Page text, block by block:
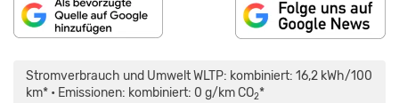
Stromverbrauch und Umwelt WLTP: kombiniert: 16,2 kWh/100
km* • Emissionen: kombiniert: 0 g/km CO2*
WAS
KANN
DER